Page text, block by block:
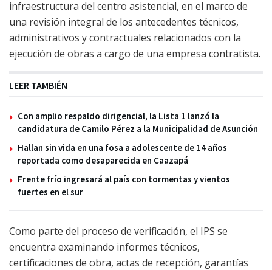
infraestructura del centro asistencial, en el marco de
una revisión integral de los antecedentes técnicos,
administrativos y contractuales relacionados con la
ejecución de obras a cargo de una empresa contratista.
LEER TAMBIÉN
Con amplio respaldo dirigencial, la Lista 1 lanzó la
candidatura de Camilo Pérez a la Municipalidad de Asunción
Hallan sin vida en una fosa a adolescente de 14 años
reportada como desaparecida en Caazapá
Frente frío ingresará al país con tormentas y vientos
fuertes en el sur
Como parte del proceso de verificación, el IPS se
encuentra examinando informes técnicos,
certificaciones de obra, actas de recepción, garantías